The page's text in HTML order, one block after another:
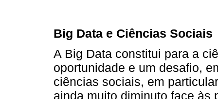
Big Data e Ciências Sociais
A Big Data constitui para a
oportunidade e um desafio,
ciências sociais, em
ainda muito diminuto face às